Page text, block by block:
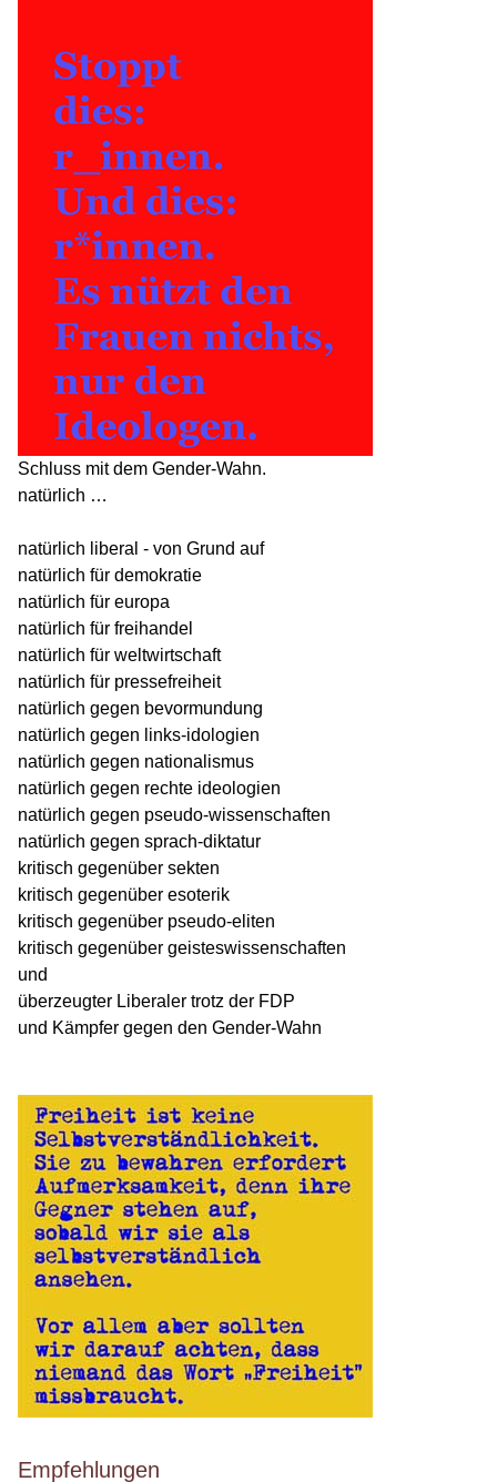
Schluss mit dem Gender-Wahn.
natürlich …
natürlich liberal - von Grund auf
natürlich für demokratie
natürlich für europa
natürlich für freihandel
natürlich für weltwirtschaft
natürlich für pressefreiheit
natürlich gegen bevormundung
natürlich gegen links-idologien
natürlich gegen nationalismus
natürlich gegen rechte ideologien
natürlich gegen pseudo-wissenschaften
natürlich gegen sprach-diktatur
kritisch gegenüber sekten
kritisch gegenüber esoterik
kritisch gegenüber pseudo-eliten
kritisch gegenüber geisteswissenschaften
und
überzeugter Liberaler trotz der FDP
und Kämpfer gegen den Gender-Wahn
Empfehlungen